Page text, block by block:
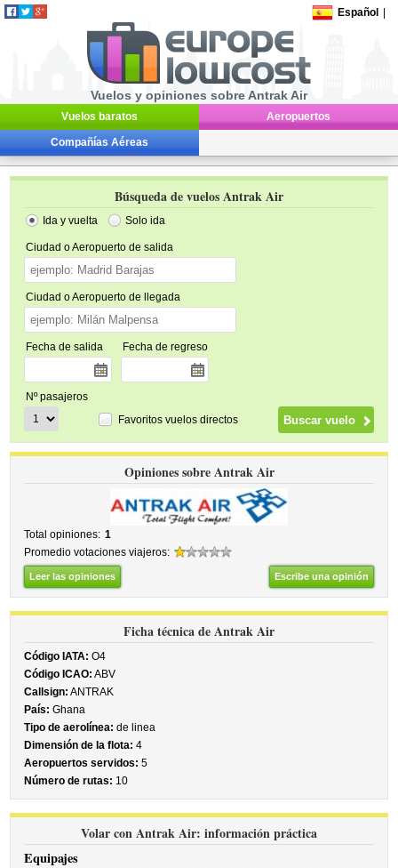
Español
Vuelos y opiniones sobre Antrak Air
Vuelos baratos Aeropuertos
Compañías Aéreas
Búsqueda de vuelos Antrak Air
Ida y vuelta Solo ida
Ciudad o Aeropuerto de salida
Ciudad o Aeropuerto de llegada
Fecha de salida Fecha de regreso
Nº pasajeros
Favoritos vuelos directos
Opiniones sobre Antrak Air
Total opiniones: 1
Promedio votaciones viajeros:
Leer las opiniones Escribe una opinión
Ficha técnica de Antrak Air
Código IATA: O4
Código ICAO: ABV
Callsign: ANTRAK
País: Ghana
Tipo de aerolínea: de linea
Dimensión de la flota: 4
Aeropuertos servidos: 5
Número de rutas: 10
Volar con Antrak Air: información práctica
Equipajes